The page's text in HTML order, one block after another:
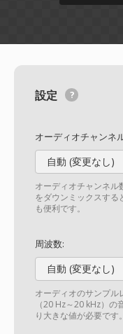
設定
オーディオチャンネ
自動 (変更なし)
オーディオチャンネ
をダウンミックスする
も便利です。
周波数:
自動 (変更なし)
オーディオのサンプ
（20 Hz～20 kHz）
り大きな値が必要です